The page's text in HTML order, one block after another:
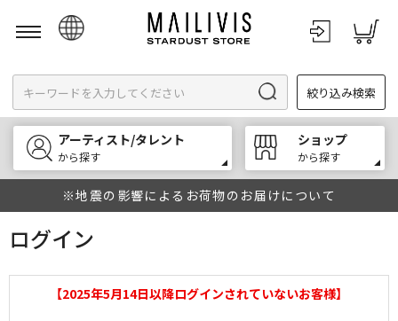
English
한국어
中文
絞り込み検索
アーティスト/タレント
から探す
ショップ
から探す
※地震の影響によるお荷物のお届けについて
ログイン
【2025年5月14日以降ログインされていないお客様】